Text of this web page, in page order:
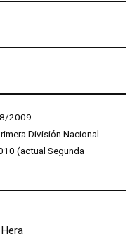
2009
División Nacional
(actual Segunda